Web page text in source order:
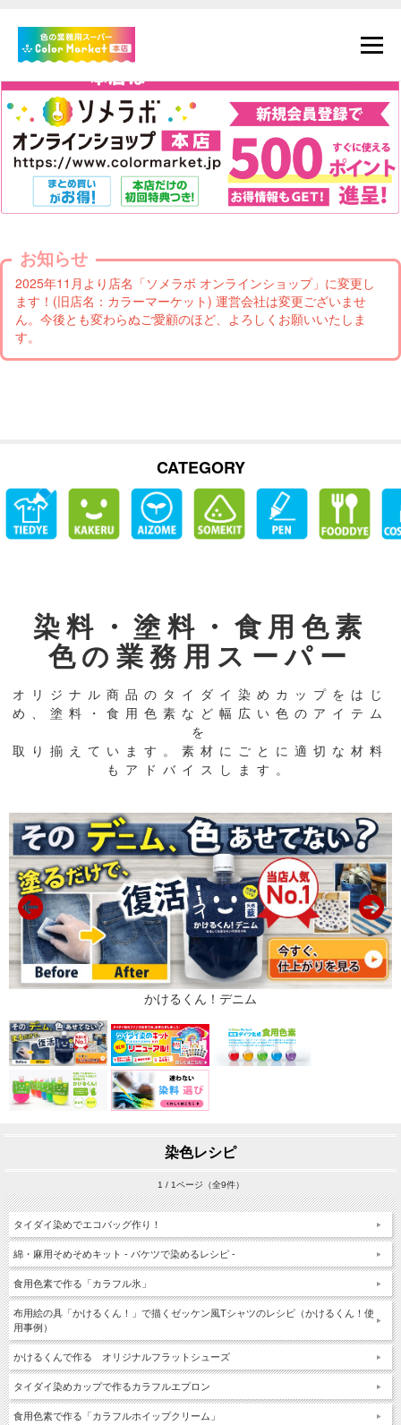
染色レシピ
1 / 1ページ（全9件）
タイダイ染めでエコバッグ作り！
綿・麻用そめそめキット - バケツで染めるレシピ -
食用色素で作る「カラフル氷」
布用絵の具「かけるくん！」で描くゼッケン風Tシャツのレシピ（かけるくん！使
用事例）
かけるくんで作る オリジナルフラットシューズ
タイダイ染めカップで作るカラフルエプロン
食用色素で作る「カラフルホイップクリーム」